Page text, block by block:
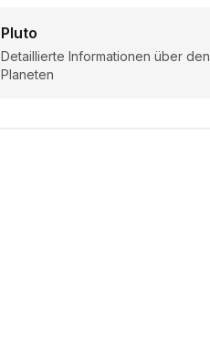
Pluto
Detaillierte Informationen über den
Planeten